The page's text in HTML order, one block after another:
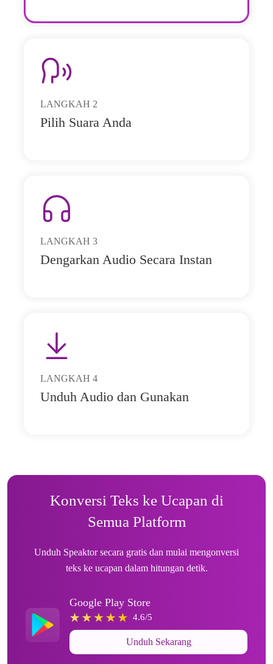
LANGKAH 2
Pilih Suara Anda
LANGKAH 3
Dengarkan Audio Secara Instan
LANGKAH 4
Unduh Audio dan Gunakan
Konversi Teks ke Ucapan di
Semua Platform
Unduh Speaktor secara gratis dan mulai mengonversi
teks ke ucapan dalam hitungan detik.
Google Play Store
4.6/5
Unduh Sekarang